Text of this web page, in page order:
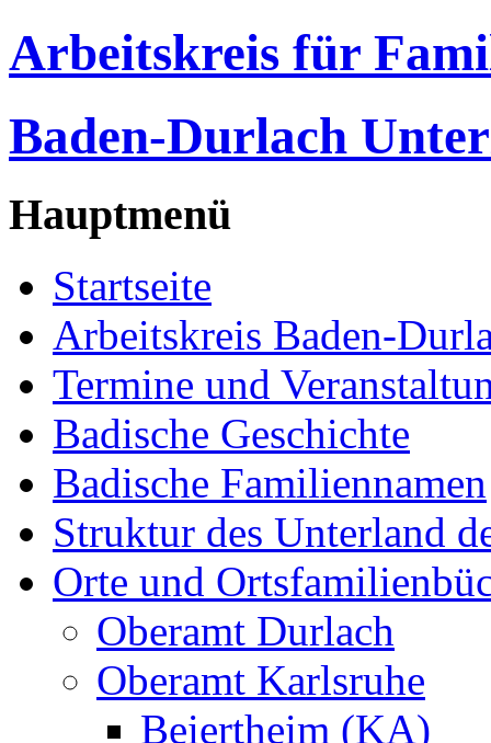
Arbeitskreis für
Baden-Durlach
Hauptmenü
Startseite
Arbeitskreis Baden-
Termine und
Badische Geschichte
Badische Familiennamen
Struktur des Unterland
Orte und
Oberamt Durlach
Oberamt Karlsruhe
Beiertheim (KA)